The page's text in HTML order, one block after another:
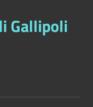
Gallipoli